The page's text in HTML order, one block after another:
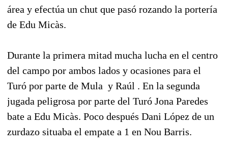
área y efectúa un chut que pasó rozando la portería
de Edu Micàs.
Durante la primera mitad mucha lucha en el centro
del campo por ambos lados y ocasiones para el
Turó por parte de Mula y Raúl . En la segunda
jugada peligrosa por parte del Turó Jona Paredes
bate a Edu Micàs. Poco después Dani López de un
zurdazo situaba el empate a 1 en Nou Barris.